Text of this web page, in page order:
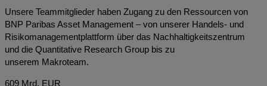
Unsere Teammitglieder haben Zugang zu den Ressourcen von
BNP Paribas Asset Management – von unserer Handels- und
Risikomanagementplattform über das Nachhaltigkeitszentrum
und die Quantitative Research Group bis zu
unserem Makroteam.
609 Mrd. EUR